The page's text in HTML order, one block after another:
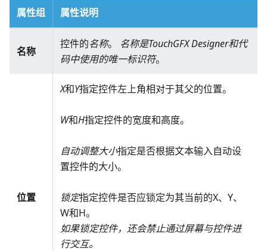
属性组 属性说明
名称
控件的名称。 名称是TouchGFX Designer和代
码中使用的唯一标识符。
位置
X和Y指定控件左上角相对于其父的位置。
W和H指定控件的宽度和高度。
自动调整大小指定是否根据文本输入自动设
置控件的大小。
锁定指定控件是否应锁定为其当前的X、Y、
W和H。
如果锁定控件，还会禁止通过屏幕与控件进
行交互。